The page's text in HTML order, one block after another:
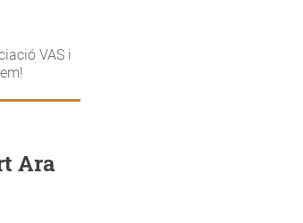
VAS i
Ara